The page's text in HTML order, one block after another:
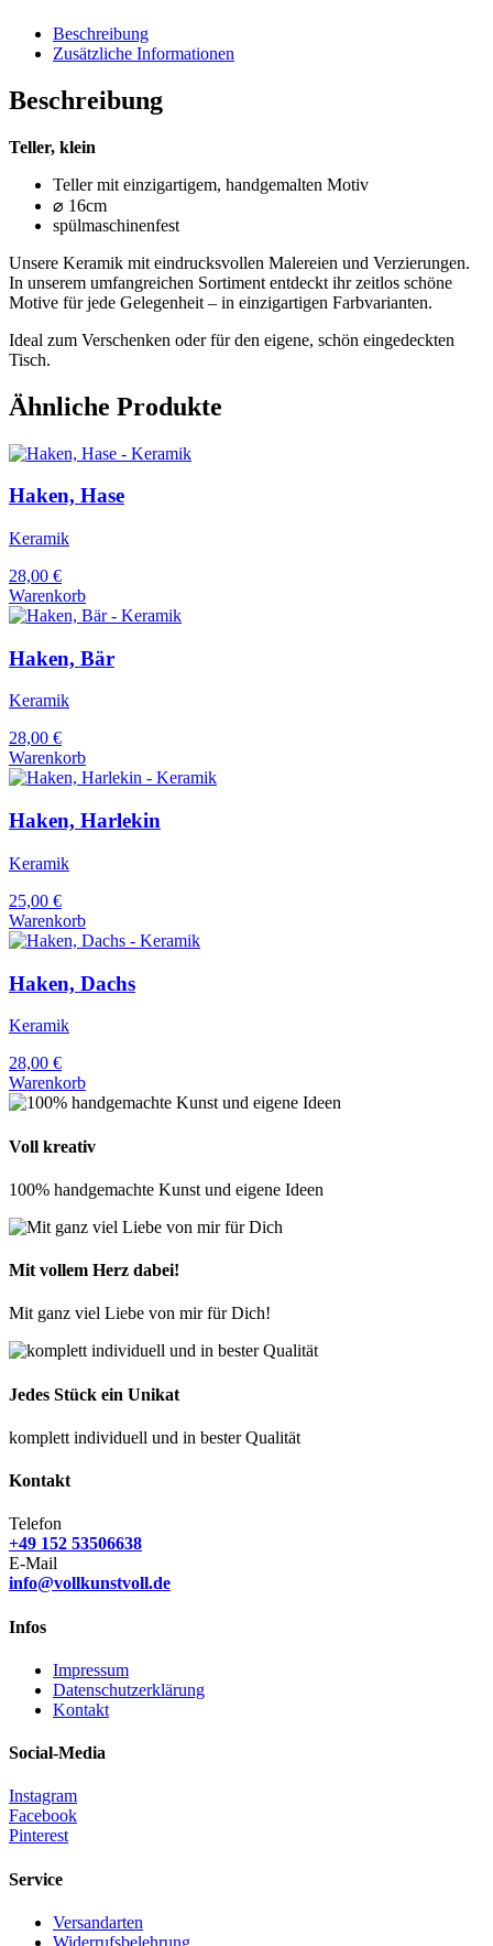
Beschreibung
Zusätzliche Informationen
Beschreibung
Teller, klein
Teller mit einzigartigem, handgemalten Motiv
⌀ 16cm
spülmaschinenfest
Unsere Keramik mit eindrucksvollen Malereien und Verzierungen.
In unserem umfangreichen Sortiment entdeckt ihr zeitlos schöne
Motive für jede Gelegenheit – in einzigartigen Farbvarianten.
Ideal zum Verschenken oder für den eigene, schön eingedeckten
Tisch.
Ähnliche Produkte
Haken, Hase
Keramik
28,00 €
Warenkorb
Haken, Bär
Keramik
28,00 €
Warenkorb
Haken, Harlekin
Keramik
25,00 €
Warenkorb
Haken, Dachs
Keramik
28,00 €
Warenkorb
Voll kreativ
100% handgemachte Kunst und eigene Ideen
Mit vollem Herz dabei!
Mit ganz viel Liebe von mir für Dich!
Jedes Stück ein Unikat
komplett individuell und in bester Qualität
Kontakt
Telefon
+49 152 53506638
E-Mail
info@vollkunstvoll.de
Infos
Impressum
Datenschutzerklärung
Kontakt
Social-Media
Instagram
Facebook
Pinterest
Service
Versandarten
Widerrufsbelehrung